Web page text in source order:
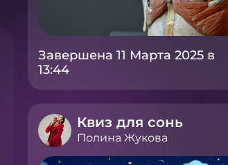
Завершена 11 Марта 2025 в
13:44
Квиз для сонь
Полина Жукова